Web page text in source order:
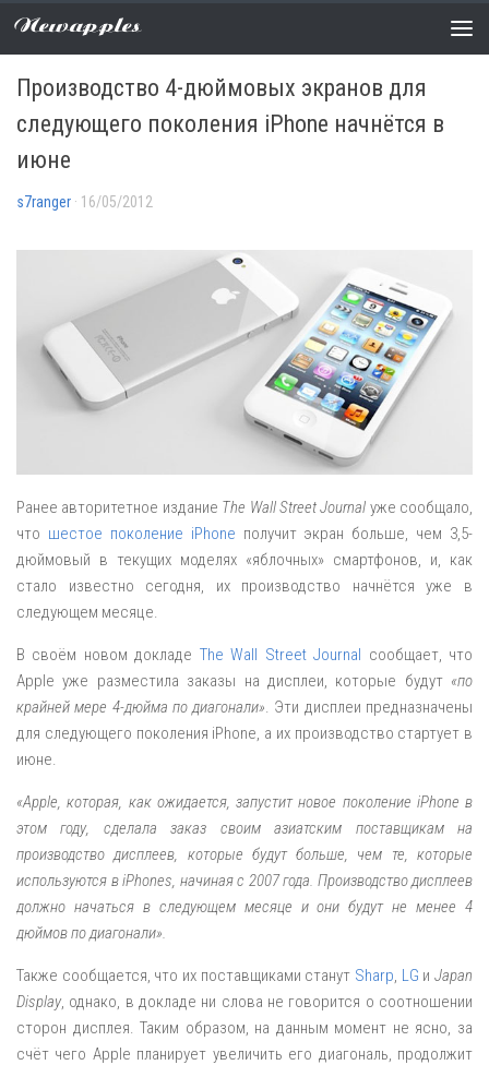
Newapples
СЛУХИ 0 COMMENTS
Производство 4-дюймовых экранов для
следующего поколения iPhone начнётся в
июне
s7ranger · 16/05/2012
Ранее авторитетное издание The Wall Street Journal уже сообщало,
что шестое поколение iPhone получит экран больше, чем 3,5-
дюймовый в текущих моделях «яблочных» смартфонов, и, как
стало известно сегодня, их производство начнётся уже в
следующем месяце.
В своём новом докладе The Wall Street Journal сообщает, что
Apple уже разместила заказы на дисплеи, которые будут «по
крайней мере 4-дюйма по диагонали» . Эти дисплеи предназначены
для следующего поколения iPhone, а их производство стартует в
июне.
«Apple, которая, как ожидается, запустит новое поколение iPhone в
этом году, сделала заказ своим азиатским поставщикам на
производство дисплеев, которые будут больше, чем те, которые
используются в iPhones, начиная с 2007 года. Производство дисплеев
должно начаться в следующем месяце и они будут не менее 4
дюймов по диагонали».
Также сообщается, что их поставщиками станут Sharp LG иJapan
Display, однако, в докладе ни слова не говорится о соотношении
сторон дисплея. Таким образом, на данным момент не ясно, за
счёт чего Apple планирует увеличить его диагональ, продолжит